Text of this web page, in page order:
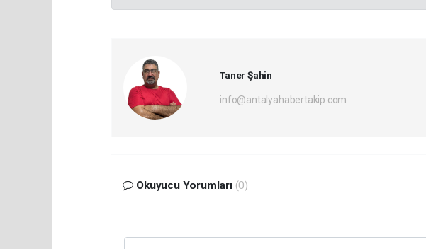
Taner Şahin
info@antalyahabertakip.com
Okuyucu Yorumları (0)